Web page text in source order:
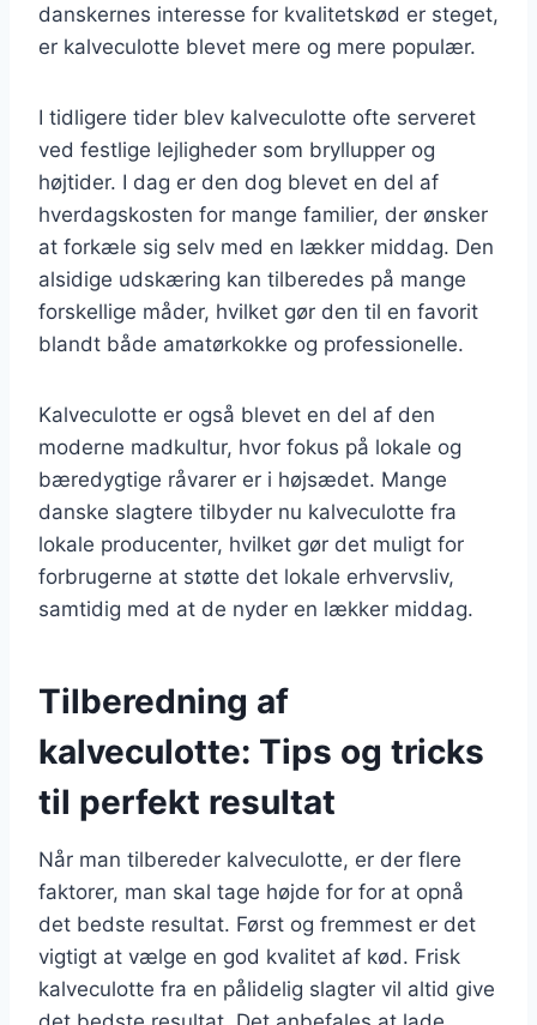
danskernes interesse for kvalitetskød er steget,
er kalveculotte blevet mere og mere populær.
I tidligere tider blev kalveculotte ofte serveret
ved festlige lejligheder som bryllupper og
højtider. I dag er den dog blevet en del af
hverdagskosten for mange familier, der ønsker
at forkæle sig selv med en lækker middag. Den
alsidige udskæring kan tilberedes på mange
forskellige måder, hvilket gør den til en favorit
blandt både amatørkokke og professionelle.
Kalveculotte er også blevet en del af den
moderne madkultur, hvor fokus på lokale og
bæredygtige råvarer er i højsædet. Mange
danske slagtere tilbyder nu kalveculotte fra
lokale producenter, hvilket gør det muligt for
forbrugerne at støtte det lokale erhvervsliv,
samtidig med at de nyder en lækker middag.
Tilberedning af
kalveculotte: Tips og tricks
til perfekt resultat
Når man tilbereder kalveculotte, er der flere
faktorer, man skal tage højde for for at opnå
det bedste resultat. Først og fremmest er det
vigtigt at vælge en god kvalitet af kød. Frisk
kalveculotte fra en pålidelig slagter vil altid give